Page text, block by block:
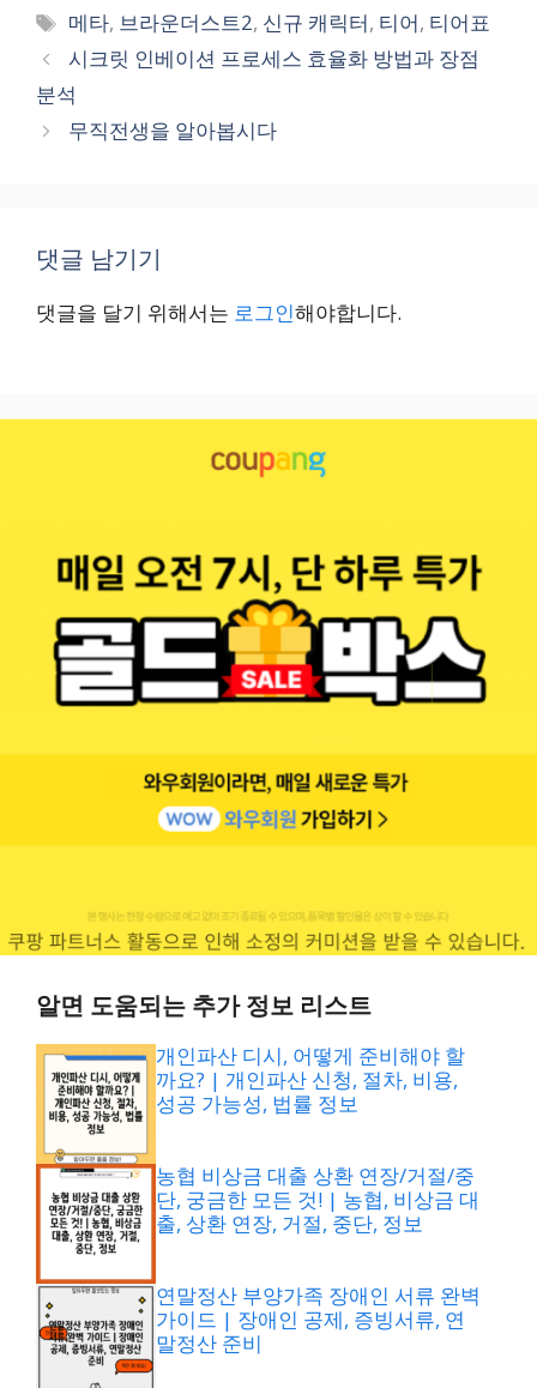
테
고
리
태
그
메타, 브라운더스트2, 신규 캐릭터, 티어, 티어표
시크릿 인베이션 프로세스 효율화 방법과 장점
분석
무직전생을 알아봅시다
댓글 남기기
댓글을 달기 위해서는 로그인해야합니다.
알면 도움되는 추가 정보 리스트
개인파산 디시, 어떻게 준비해야 할
까요? | 개인파산 신청, 절차, 비용,
성공 가능성, 법률 정보
농협 비상금 대출 상환 연장/거절/중
단, 궁금한 모든 것! | 농협, 비상금 대
출, 상환 연장, 거절, 중단, 정보
연말정산 부양가족 장애인 서류 완벽
가이드 | 장애인 공제, 증빙서류, 연
말정산 준비